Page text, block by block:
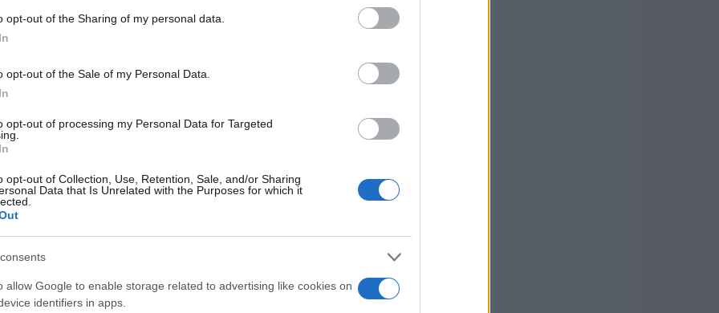
opt-out of the Sharing of my personal data.
opt-out of the Sale of my Personal Data.
opt-out of processing my Personal Data for Targeted
opt-out of Collection, Use, Retention, Sale, and/or Sharing
Data that Is Unrelated with the Purposes for which it
allow Google to enable storage related to advertising like cookies on
identifiers in apps.
di Sangro
Castel di Sangro offre scorci che tolgono il
borgo regala ai visitatori una vista
circostanti. Ogni angolo racconta storie
mentre le stradine acciottolate ti invitano a
dimenticare di portare la macchina
infiniti e ogni scatto racconta una storia
il Castello Medioevale, che veglia sul borgo